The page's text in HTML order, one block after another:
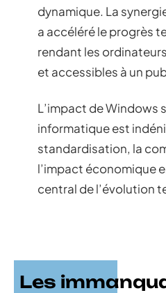
dynamique. La
a accéléré le progrès
rendant les
et accessibles à un
L’impact de Windows
informatique est
standardisation, la
l’impact économique
central de l’évolution
Les